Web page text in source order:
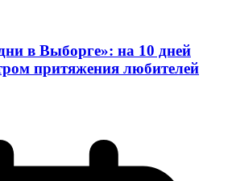
в Выборге»: на 10 дней
притяжения любителей